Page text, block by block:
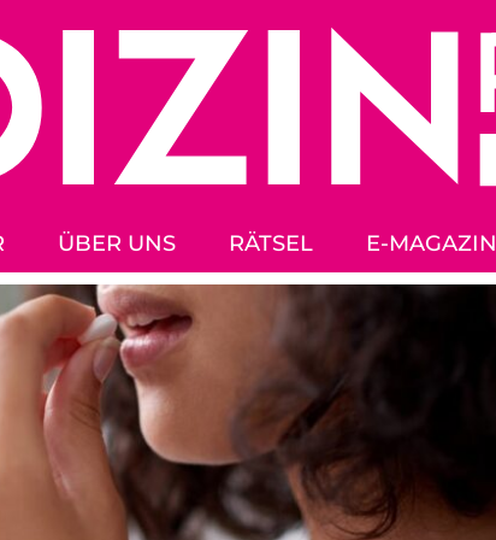
ÜBER UNS RÄTSEL E-MAGAZIN